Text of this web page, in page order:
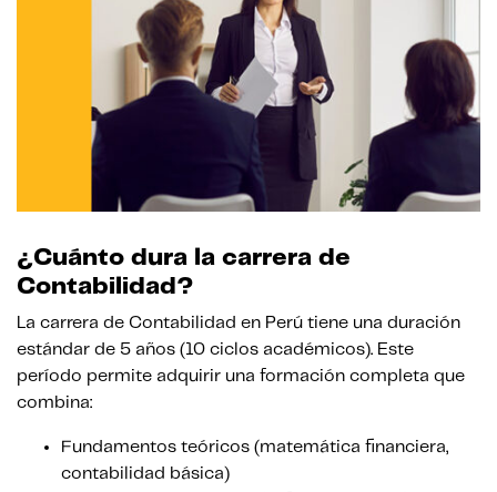
¿Cuánto dura la carrera de
Contabilidad?
La carrera de Contabilidad en Perú tiene una duración
estándar de 5 años (10 ciclos académicos). Este
período permite adquirir una formación completa que
combina:
Fundamentos teóricos (matemática financiera,
contabilidad básica)